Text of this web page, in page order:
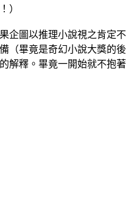
）
企圖以推理小說視之肯定不
（畢竟是奇幻小說大獎的後
解釋。畢竟一開始就不抱著